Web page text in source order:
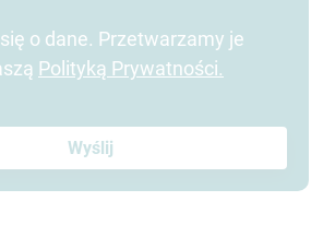
o dane. Przetwarzamy je
Polityką Prywatności.